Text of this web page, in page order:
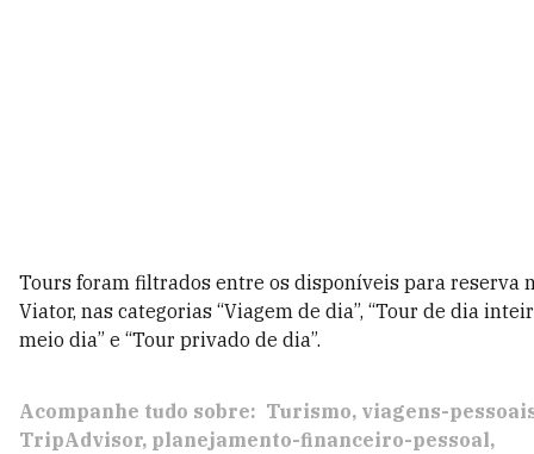
Tours foram filtrados entre os disponíveis para reserva
Viator, nas categorias “Viagem de dia”, “Tour de dia
meio dia” e “Tour privado de dia”.
Acompanhe tudo sobre: Turismo viagens-
TripAdvisor planejamento-financeiro-pessoal